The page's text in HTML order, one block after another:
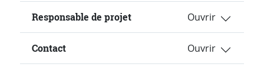
Responsable de projet
Contact